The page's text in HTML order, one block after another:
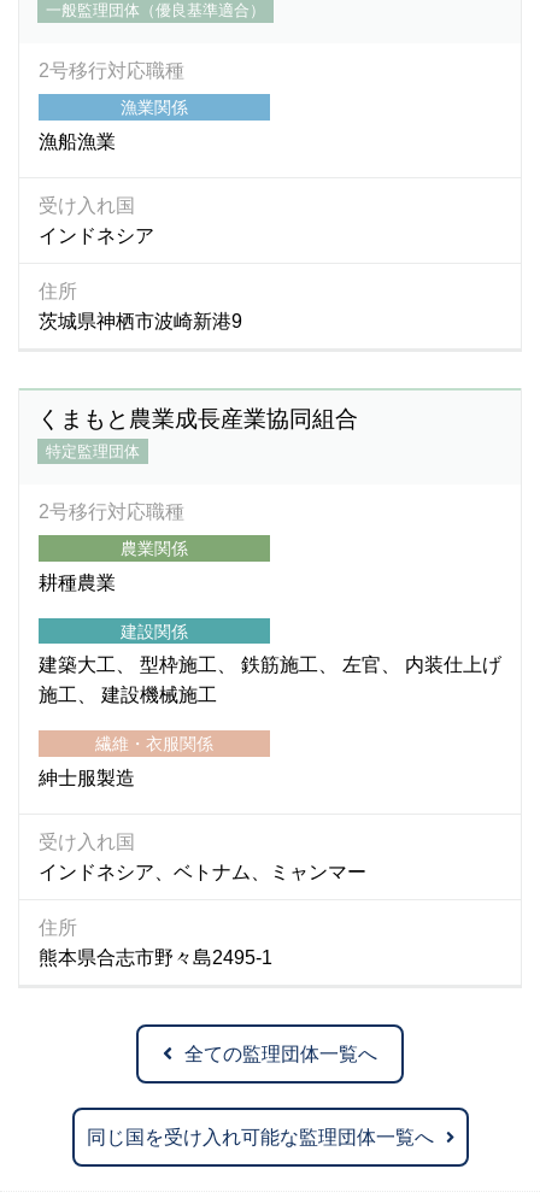
一般監理団体（優良基準適合）
2号移行対応職種
漁業関係
漁船漁業
受け入れ国
インドネシア
住所
茨城県神栖市波崎新港9
くまもと農業成長産業協同組合
特定監理団体
2号移行対応職種
農業関係
耕種農業
建設関係
建築大工 型枠施工 鉄筋施工 左官
内装仕上げ
施工
建設機械施工
繊維・衣服関係
紳士服製造
受け入れ国
インドネシア、ベトナム、ミャンマー
住所
熊本県合志市野々島2495-1
全ての監理団体一覧へ
同じ国を受け入れ可能な監理団体一覧へ